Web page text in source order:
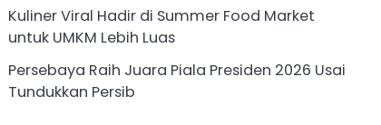
Kuliner Viral Hadir di Summer Food Market
untuk UMKM Lebih Luas
Persebaya Raih Juara Piala Presiden 2026 Usai
Tundukkan Persib